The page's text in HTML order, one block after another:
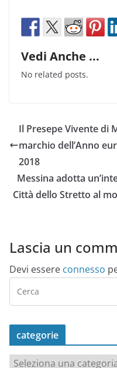
Vedi Anche ...
No related posts.
Il Presepe Vivente di
marchio dell’Anno
2018
Messina adotta
Città dello Stretto al
Lascia un
Devi essere connesso
categorie